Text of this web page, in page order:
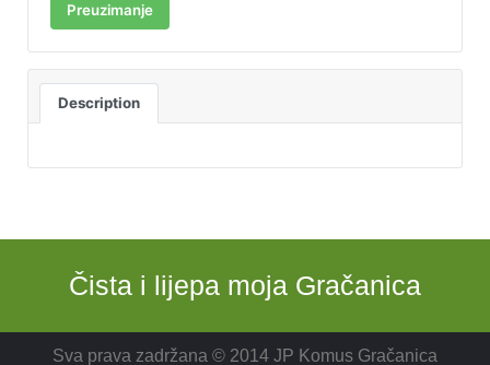
Preuzimanje
Description
Čista i lijepa moja Gračanica
Sva prava zadržana © 2014 JP Komus Gračanica